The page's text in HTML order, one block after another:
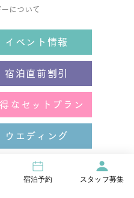
について
イベント情報
宿泊直前割引
なセットプラン
ウエディング
］ 宿泊予約 スタッフ募集